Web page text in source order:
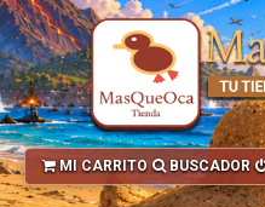
MI CARRITO BUSCADOR